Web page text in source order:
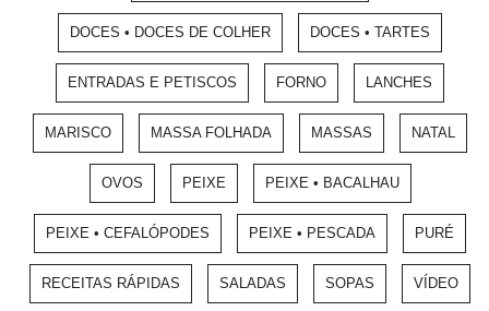
DOCES • DOCES DE COLHER DOCES • TARTES
ENTRADAS E PETISCOS FORNO LANCHES
MARISCO MASSA FOLHADA MASSAS NATAL
OVOS PEIXE PEIXE • BACALHAU
PEIXE • CEFALÓPODES PEIXE • PESCADA PURÉ
RECEITAS RÁPIDAS SALADAS SOPAS VÍDEO